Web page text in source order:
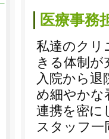
医療事務
私達のクリ
きる体制が
入院から退
め細やかな
連携を密に
スタッフ一